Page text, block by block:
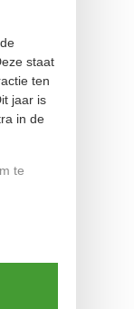
staat
ten
jaar is
in de
te